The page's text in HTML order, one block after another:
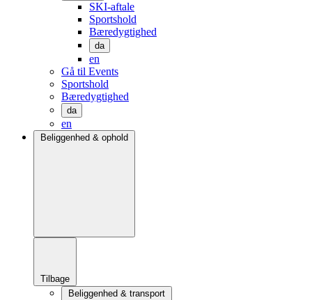
SKI-aftale
Sportshold
Bæredygtighed
da
en
Gå til Events
Sportshold
Bæredygtighed
da
en
Beliggenhed & ophold
Tilbage
Beliggenhed & transport